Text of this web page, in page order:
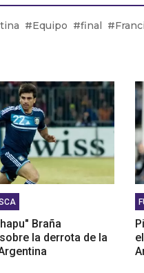
el consumo se volvió un
MERCOSUR traería
para la ECONOMÍA
Equipo final
Braña
la derrota de la